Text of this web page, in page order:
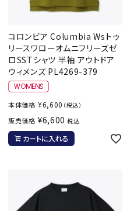
コロンビア Columbia Wsトゥ
リースワローオムニフリーズゼ
ロSSTシャツ 半袖 アウトドア
ウィメンズ PL4269-379
本体価格 ¥6,600 （税込）
販売価格 ¥6,600 税込
カートに入れる